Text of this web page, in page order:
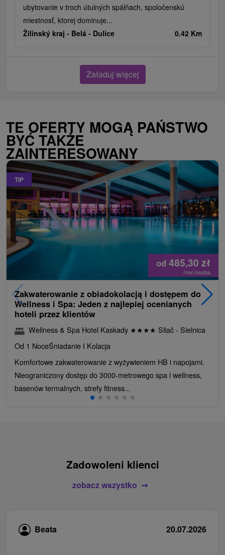
ubytovanie v troch útulných spálňach, spoločenskú
miestnosť, ktorej dominuje...
Žilinský kraj - Belá - Dulice 0.42 Km
Załaduj więcej
TE OFERTY MOGĄ PAŃSTWO
BYĆ TAKŻE
ZAINTERESOWANY
TIP
od 485,30 zł
/noc/osoba
Zakwaterowanie z obiadokolacją i dostępem do
Wellness i Spa: Jeden z najlepiej ocenianych
hoteli przez klientów
Wellness & Spa Hotel Kaskady ★★★★ Sliač - Sielnica
Od 1 NoceŚniadanie I Kolacja
Komfortowe zakwaterowanie z wyżywieniem HB i napojami.
Nieograniczony dostęp do 3000-metrowego spa i wellness,
basenów termalnych, strefy fitness...
Zadowoleni klienci
zobacz wszystko
Beata 20.07.2026